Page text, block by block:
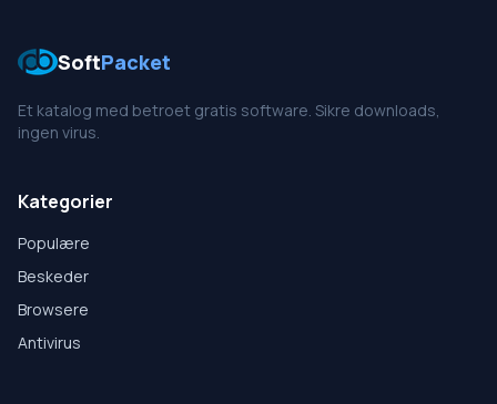
SoftPacket
Et katalog med betroet gratis software. Sikre downloads,
ingen virus.
Kategorier
Populære
Beskeder
Browsere
Antivirus